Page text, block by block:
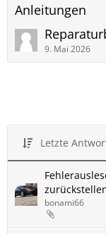
Anleitungen
9. Mai 2026
Letzte
bonami66